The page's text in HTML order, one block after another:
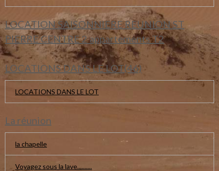
LOCATION SAISONNIERE REUNION ST
PIERRE CENTRE 2 appartements T2
LOCATIONS DANS LE LOT(46)
LOCATIONS DANS LE LOT
La réunion
la chapelle
Voyagez sous la lave..........